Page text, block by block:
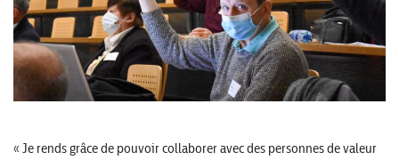
« Je rends grâce de pouvoir collaborer avec des personnes de valeur